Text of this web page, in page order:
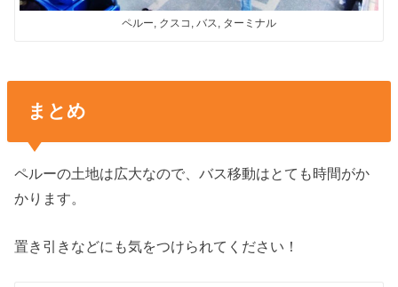
ペルー, クスコ, バス, ターミナル
まとめ
ペルーの土地は広大なので、バス移動はとても時間がか
かります。
置き引きなどにも気をつけられてください！